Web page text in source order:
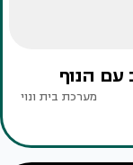
עם הנוף
מערכת בית ונוי